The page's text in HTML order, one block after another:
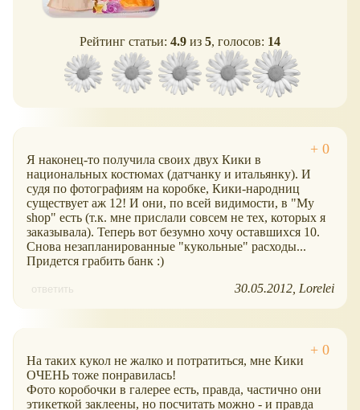
Рейтинг статьи: 4.9 из 5, голосов: 14
Я наконец-то получила своих двух Кики в
национальных костюмах (датчанку и итальянку). И
судя по фотографиям на коробке, Кики-народниц
существует аж 12! И они, по всей видимости, в "My
shop" есть (т.к. мне прислали совсем не тех, которых я
заказывала). Теперь вот безумно хочу оставшихся 10.
Снова незапланированные "кукольные" расходы...
Придется грабить банк :)
ответить 30.05.2012 Lorelei
На таких кукол не жалко и потратиться, мне Кики
ОЧЕНЬ тоже понравилась!
Фото коробочки в галерее есть, правда, частично они
этикеткой заклеены, но посчитать можно - и правда